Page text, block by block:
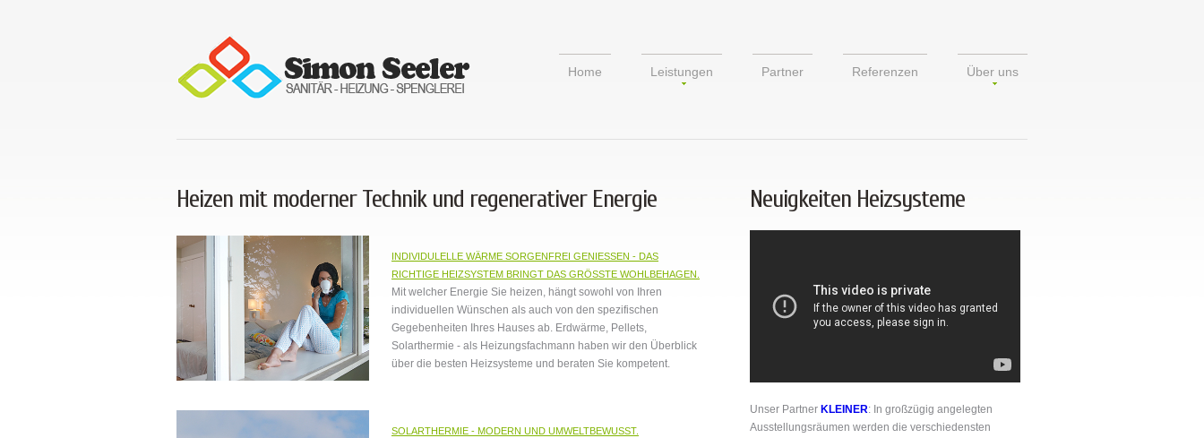
Home Leistungen Partner Referenzen Über uns
Heizen mit moderner Technik und regenerativer Energie
INDIVIDULELLE WÄRME SORGENFREI GENIESSEN - DAS
RICHTIGE HEIZSYSTEM BRINGT DAS GRÖSSTE WOHLBEHAGEN.
Mit welcher Energie Sie heizen, hängt sowohl von Ihren
individuellen Wünschen als auch von den spezifischen
Gegebenheiten Ihres Hauses ab. Erdwärme, Pellets,
Solarthermie - als Heizungsfachmann haben wir den Überblick
über die besten Heizsysteme und beraten Sie kompetent.
SOLARTHERMIE - MODERN UND UMWELTBEWUSST.
Neuigkeiten Heizsysteme
Unser Partner KLEINER: In großzügig angelegten
Ausstellungsräumen werden die verschiedensten